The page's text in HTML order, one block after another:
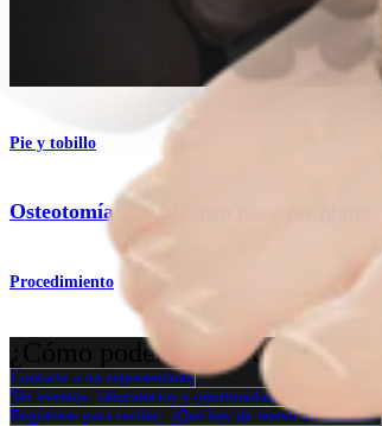
Pie y tobillo
Osteotomía del calcáneo para pie plano
Procedimiento
¿Cómo podemos ayudarlo?
Contacte a un representante
Ver eventos, laboratorios y oportunidades educativas
Regístrese para recibir: ¿Qué hay de nuevo en Arthrex?